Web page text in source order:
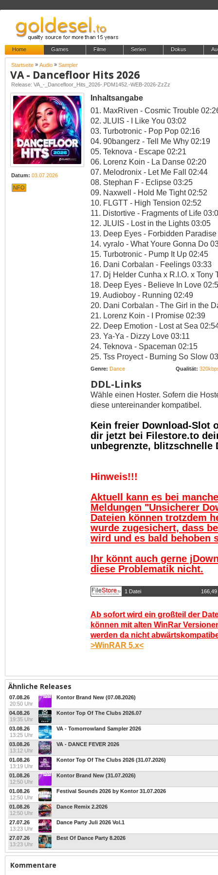
Home Games Filme Serien Dokus
Startseite » Audio » Sampler
VA - Dancefloor Hits 2026
Release: VA_-_Dancefloor_Hits_2026-.PDM1452.-WEB-2026-ZzZz
Datum: 03.07.2026
NFO
Inhaltsangabe
01. MaxRiven - Cosmic Trouble
02. JLUIS - I Like You 03:02
03. Turbotronic - Pop Pop 02:16
04. 90bangerz - Tell Me Why 02:19
05. Teknova - Escape 02:21
06. Lorenz Koin - La Danse 02:20
07. Melodronix - Let Me Fall 02:44
08. Stephan F - Eclipse 03:25
09. Naxwell - Hold Me Tight 02:52
10. FLGTT - High Tension 02:52
11. Distortive - Fragments of Life
12. JLUIS - Lost in the Lights 03:05
13. Deep Eyes - Forbidden
14. vyralo - What Youre Gonna Do
15. Turbotronic - Pump It Up 02:45
16. Dani Corbalan - Feelings 03:33
17. Dj Helder Cunha x R.I.O. x Tony
18. Deep Eyes - Believe In Love
19. Audioboy - Running 02:49
20. Dani Corbalan - The Girl in the
21. Lorenz Koin - I Promise 02:39
22. Deep Emotion - Lost at Sea
23. Ya-Ya - Dizzy Love 03:11
24. Teknova - Spaceman 02:15
25. Tss Proyect - Burning So Slow
Genre: Dance Qualität:
DDL-Links
Wähle einen Hoster. Sofern die
diese untereinander kompatibel.
Kein freier Download-Slot
dir jetzt bei Filestore.to
unbegrenzte, blitzschnelle
Hinweis!!!
Aktuell kann es bei
Meldungen "Unsicherer
Dateien können trotzdem
wurde zugesichert, dass
wird und es bald behoben
Ihr könnt auch gerne
diese Problematik nicht.
1 Datei
Ab sofort wird ein großteil der
können mit alten WinRar
werden da nicht
>WinRAR 5.x<
Ähnliche Releases
07.08.26
20:50 Uhr
Kontor Brand New (07.08.2026)
04.08.26
19:35 Uhr
Kontor Top Of The Clubs 2026.07
03.08.26
13:25 Uhr
VA - Tomorrowland Sampler 2026
03.08.26
13:12 Uhr
VA - DANCE FEVER 2026
01.08.26
13:19 Uhr
Kontor Top Of The Clubs 2026 (31.07.2026)
01.08.26
12:50 Uhr
Kontor Brand New (31.07.2026)
01.08.26
12:50 Uhr
Festival Sounds 2026 by Kontor 31.07.2026
01.08.26
12:50 Uhr
Dance Remix 2.2026
27.07.26
13:23 Uhr
Dance Party Juli 2026 Vol.1
27.07.26
13:23 Uhr
Best Of Dance Party 8.2026
Kommentare